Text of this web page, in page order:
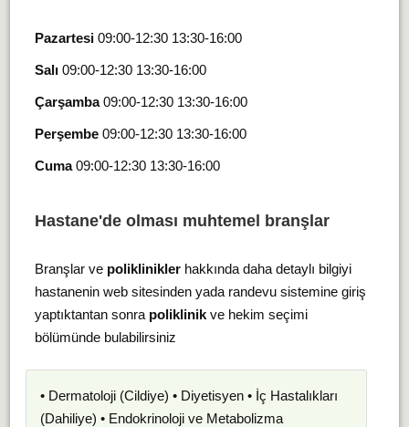
Pazartesi09:00-12:30 13:30-16:00
Salı09:00-12:30 13:30-16:00
Çarşamba09:00-12:30 13:30-16:00
Perşembe09:00-12:30 13:30-16:00
Cuma09:00-12:30 13:30-16:00
Hastane'de olması muhtemel branşlar
Branşlar ve polikliniklerhakkında daha detaylı bilgiyi
hastanenin web sitesinden yada randevu sistemine giriş
yaptıktantan sonra poliklinikve hekim seçimi
bölümünde bulabilirsiniz
• Dermatoloji (Cildiye) • Diyetisyen • İç Hastalıkları
(Dahiliye) • Endokrinoloji ve Metabolizma